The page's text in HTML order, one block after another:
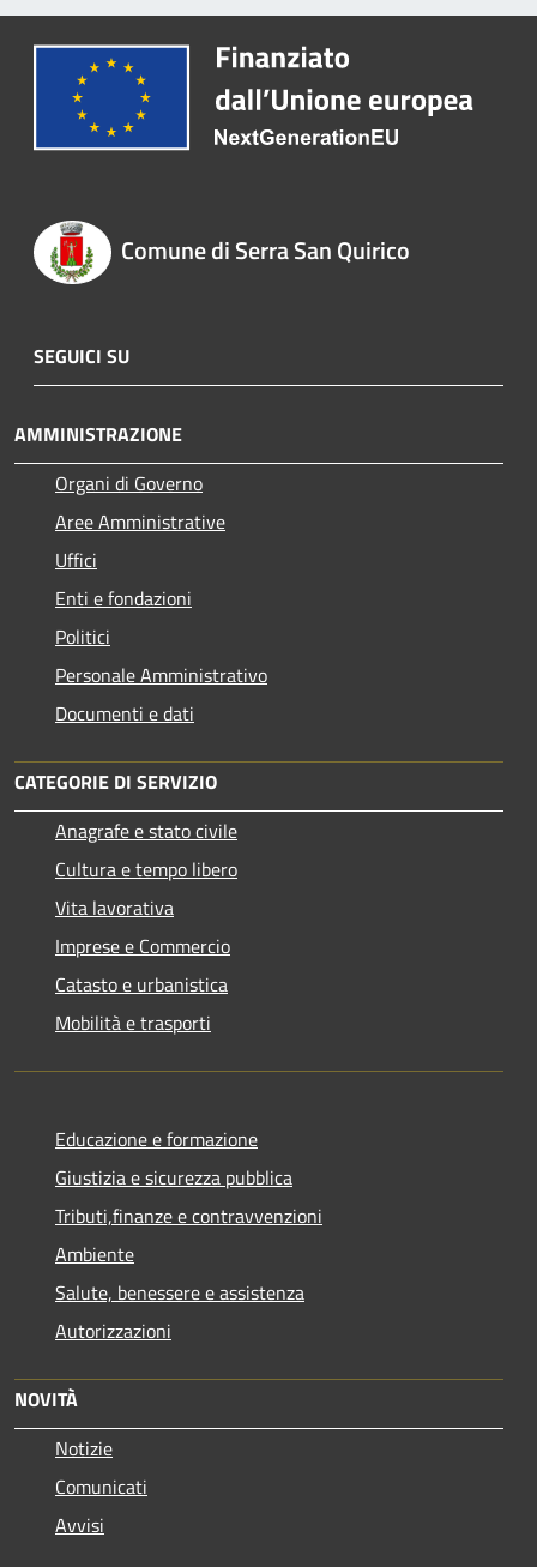
Comune di Serra San Quirico
SEGUICI SU
AMMINISTRAZIONE
Organi di Governo
Aree Amministrative
Uffici
Enti e fondazioni
Politici
Personale Amministrativo
Documenti e dati
CATEGORIE DI SERVIZIO
Anagrafe e stato civile
Cultura e tempo libero
Vita lavorativa
Imprese e Commercio
Catasto e urbanistica
Mobilità e trasporti
Educazione e formazione
Giustizia e sicurezza pubblica
Tributi,finanze e contravvenzioni
Ambiente
Salute, benessere e assistenza
Autorizzazioni
NOVITÀ
Notizie
Comunicati
Avvisi